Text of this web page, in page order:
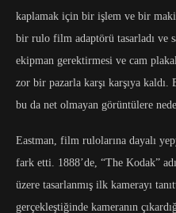
kaplamak için bir işlem ve bir
bir rulo film adaptörü tasarladı ve
ekipman gerektirmesi ve cam
zor bir pazarla karşı karşıya
bu da net olmayan görüntülere
Eastman, film rulolarına dayalı
fark etti. 1888’de, “The Kodak”
üzere tasarlanmış ilk kamerayı
gerçekleştiğinde kameranın